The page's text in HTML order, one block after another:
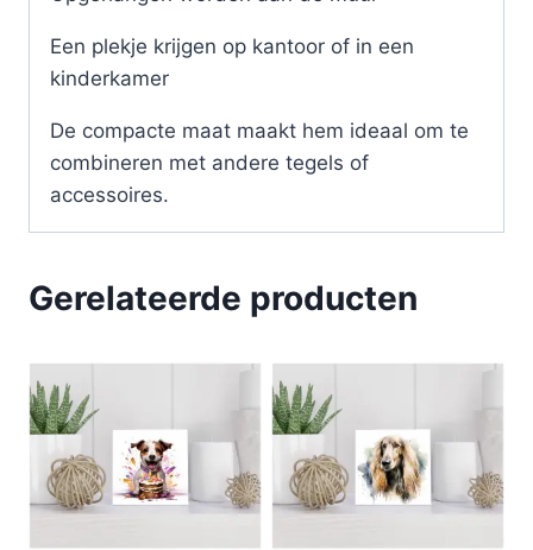
Een plekje krijgen op kantoor of in een
kinderkamer
De compacte maat maakt hem ideaal om te
combineren met andere tegels of
accessoires.
Gerelateerde producten